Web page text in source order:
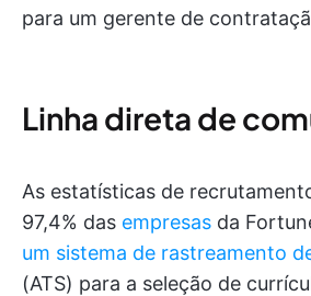
para um gerente de
Linha direta de
As estatísticas de
97,4% das empresas da
um sistema de rastreamento
(ATS) para a seleção de